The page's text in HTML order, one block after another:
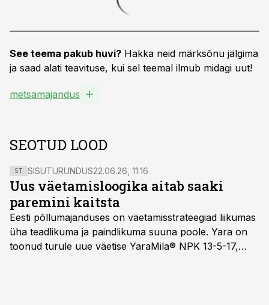
See teema pakub huvi? Hakka neid märksõnu jälgima
ja saad alati teavituse, kui sel teemal ilmub midagi uut!
metsamajandus
SEOTUD LOOD
ST SISUTURUNDUS22.06.26, 11:16
Uus väetamisloogika aitab saaki
paremini kaitsta
Eesti põllumajanduses on väetamisstrateegiad liikumas
üha teadlikuma ja paindlikuma suuna poole. Yara on
toonud turule uue väetise YaraMila® NPK 13-5-17,